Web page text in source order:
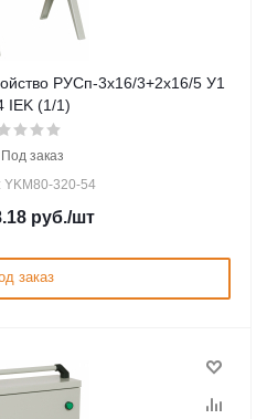
РУСп-3х16/3+2х16/5 У1
IEK (1/1)
Под заказ
YKM80-320-54
руб./шт
заказ